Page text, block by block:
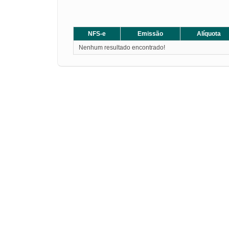
NFS-e Emissão Alíquota
Nenhum resultado encontrado!